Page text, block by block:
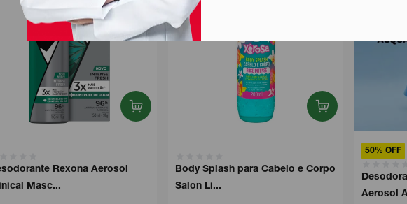
Rexona Aerosol
Masc...
Body Splash para Cabelo e Corpo
Salon Li...
50% OFF
Aerosol